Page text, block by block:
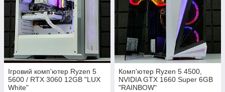
Ігровий комп'ютер Ryzen 5
5600 / RTX 3060 12GB "LUX
White"
Комп'ютер Ryzen 5 4500,
NVIDIA GTX 1660 Super 6GB
"RAINBOW"